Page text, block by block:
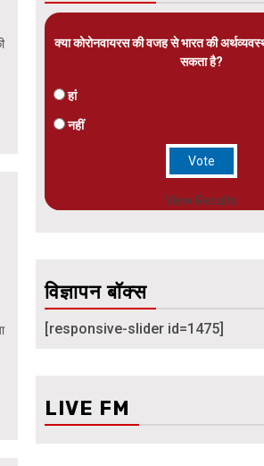
क्या कोरोनवायरस की वजह से भारत की
सकता है?
हां
नहीं
View Results
विज्ञापन बॉक्स
[responsive-slider id=1475]
LIVE FM